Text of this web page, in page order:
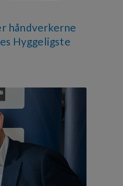
håndverkerne
Hyggeligste